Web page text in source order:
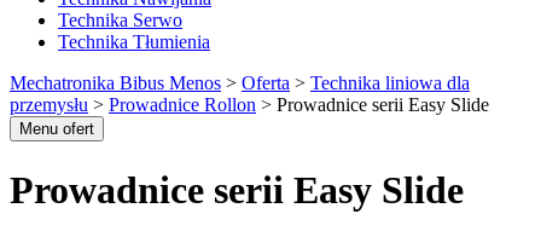
Technika Serwo
Technika Tłumienia
Mechatronika Bibus Menos > Oferta > Technika liniowa dla
przemysłu > Prowadnice Rollon > Prowadnice serii Easy Slide
Menu ofert
Prowadnice serii Easy Slide